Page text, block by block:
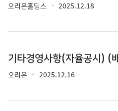
오리온홀딩스 2025.12.18
기타경영사항(자율공시) (
오리온 2025.12.16